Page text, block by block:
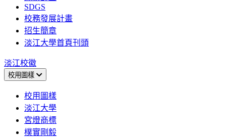
SDGS
校務發展計畫
招生簡章
淡江大學首頁刊頭
淡江校徽
校用圖樣
校用圖樣
淡江大學
宮燈商標
樸實剛毅